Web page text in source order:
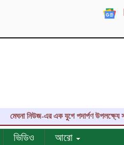
নিউজ-এর এক যুগে পদার্পণ উপলক্ষ্যে সকল
ভিডিও আরো